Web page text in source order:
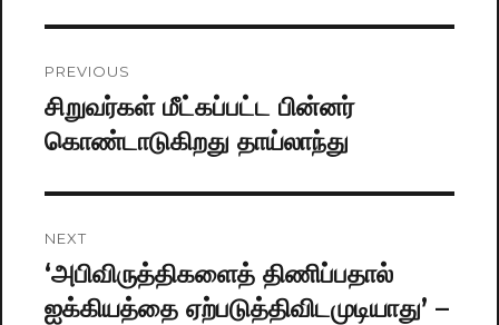
navigation
PREVIOUS
Previous
post:
சிறுவர்கள் மீட்கப்பட்ட பின்னர்
கொண்டாடுகிறது தாய்லாந்து
NEXT
Next
post:
‘அபிவிருத்திகளைத் திணிப்பதால்
ஐக்கியத்தை ஏற்படுத்திவிடமுடியாது’ –